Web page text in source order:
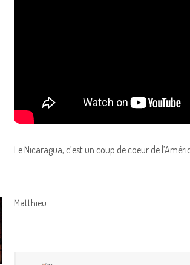
Le Nicaragua, c’est un coup de coeur de
Matthieu